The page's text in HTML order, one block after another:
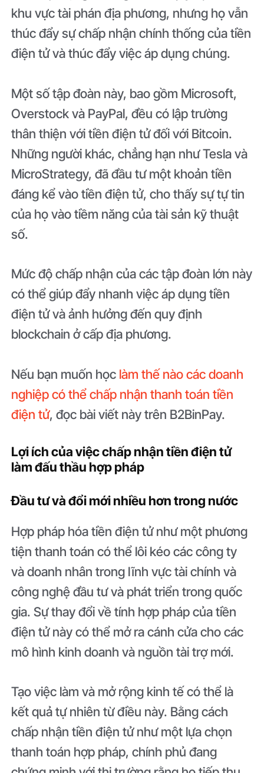
khu vực tài phán địa phương, nhưng họ vẫn
thúc đẩy sự chấp nhận chính thống của tiền
điện tử và thúc đẩy việc áp dụng chúng.
Một số tập đoàn này, bao gồm Microsoft,
Overstock và PayPal, đều có lập trường
thân thiện với tiền điện tử đối với Bitcoin.
Những người khác, chẳng hạn như Tesla và
MicroStrategy, đã đầu tư một khoản tiền
đáng kể vào tiền điện tử, cho thấy sự tự tin
của họ vào tiềm năng của tài sản kỹ thuật
số.
Mức độ chấp nhận của các tập đoàn lớn này
có thể giúp đẩy nhanh việc áp dụng tiền
điện tử và ảnh hưởng đến quy định
blockchain ở cấp địa phương.
Nếu bạn muốn học làm thế nào các doanh
nghiệp có thể chấp nhận thanh toán tiền
điện tử, đọc bài viết này trên B2BinPay.
Lợi ích của việc chấp nhận tiền điện tử
làm đấu thầu hợp pháp
Đầu tư và đổi mới nhiều hơn trong nước
Hợp pháp hóa tiền điện tử như một phương
tiện thanh toán có thể lôi kéo các công ty
và doanh nhân trong lĩnh vực tài chính và
công nghệ đầu tư và phát triển trong quốc
gia. Sự thay đổi về tính hợp pháp của tiền
điện tử này có thể mở ra cánh cửa cho các
mô hình kinh doanh và nguồn tài trợ mới.
Tạo việc làm và mở rộng kinh tế có thể là
kết quả tự nhiên từ điều này. Bằng cách
chấp nhận tiền điện tử như một lựa chọn
thanh toán hợp pháp, chính phủ đang